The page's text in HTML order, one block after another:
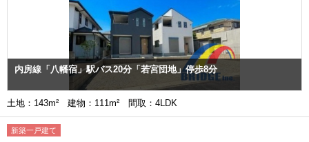
内房線「八幡宿」駅バス20分「若宮団地」停歩8分
土地：143m² 建物：111m² 間取：4LDK
新築一戸建て